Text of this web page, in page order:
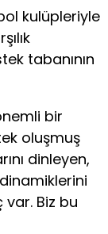
kulüpleriyle
tabanının
bir
oluşmuş
dinleyen,
var. Biz bu